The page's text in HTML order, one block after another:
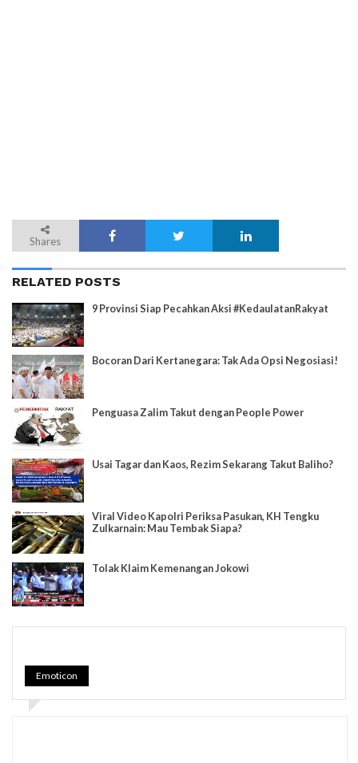
Shares
RELATED POSTS
9 Provinsi Siap Pecahkan Aksi #KedaulatanRakyat
Bocoran Dari Kertanegara: Tak Ada Opsi Negosiasi!
Penguasa Zalim Takut dengan People Power
Usai Tagar dan Kaos, Rezim Sekarang Takut Baliho?
Viral Video Kapolri Periksa Pasukan, KH Tengku
Zulkarnain: Mau Tembak Siapa?
Tolak Klaim Kemenangan Jokowi
Emoticon